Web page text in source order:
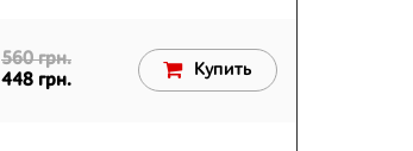
560 грн.
448 грн.
Купить